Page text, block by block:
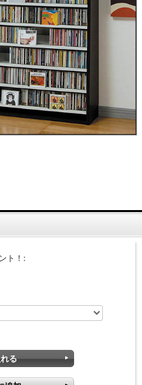
】引戸式カウンター下ラッ
】扉式カウンター下ラック
チンラック
】ウッドフレームソファー
】ウッドフレームソファー
ト！: